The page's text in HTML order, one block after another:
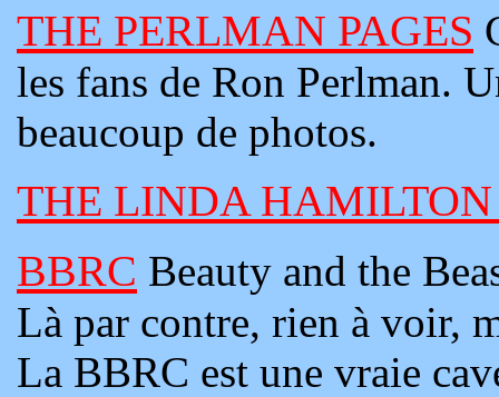
THE PERLMAN PAGES
les fans de Ron Perlman.
beaucoup de photos.
THE LINDA HAMILTON
BBRC Beauty and the
Là par contre, rien à voir,
La BBRC est une vraie